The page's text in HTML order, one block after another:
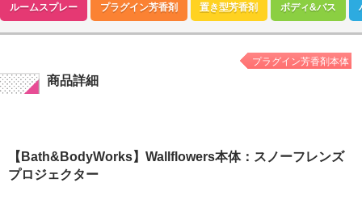
ルームスプレー プラグイン芳香剤 置き型芳香剤 ボディ&バス
商品詳細
プラグイン芳香剤本体
【Bath&BodyWorks】Wallflowers本体：スノーフレンズ
プロジェクター